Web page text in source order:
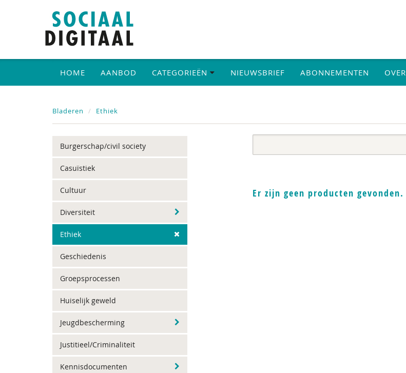
HOME AANBOD CATEGORIEËN NIEUWSBRIEF ABONNEMENTEN OVER
Bladeren Ethiek
Burgerschap/civil society
Casuïstiek
Cultuur
Diversiteit
Ethiek
Geschiedenis
Groepsprocessen
Huiselijk geweld
Jeugdbescherming
Justitieel/Criminaliteit
Kennisdocumenten
Er zijn geen producten gevonden.